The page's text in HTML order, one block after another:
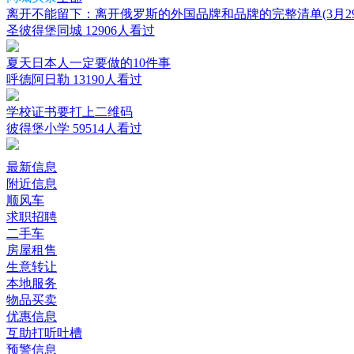
离开不能留下：离开俄罗斯的外国品牌和品牌的完整清单(3月
圣彼得堡同城 12906人看过
夏天日本人一定要做的10件事
呼德阿日勒 13190人看过
学校证书要打上二维码
彼得堡小学 59514人看过
最新信息
附近信息
顺风车
求职招聘
二手车
房屋租售
生意转让
本地服务
物品买卖
优惠信息
互助打听吐槽
预警信息